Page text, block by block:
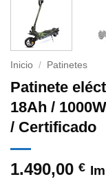
Inicio / Patinetes
Patinete
18Ah /
/ Certificado
1.490,00 €